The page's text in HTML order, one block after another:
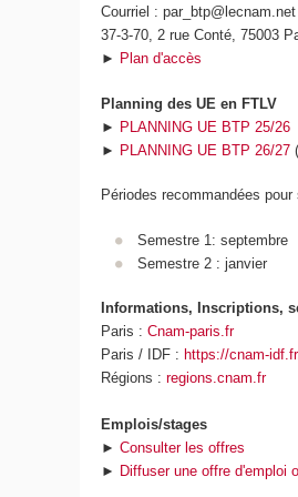
Courriel : par_btp@lecnam.net
37-3-70, 2 rue Conté, 75003
► Plan d'accès
Planning des UE en FTLV
► PLANNING UE BTP 25/26
► PLANNING UE BTP 26/27
Périodes recommandées
Semestre 1: septembre
Semestre 2 : janvier
Informations, Inscriptions,
Paris :Cnam-paris.fr
Paris / IDF : https://cnam-
Régions :regions.cnam.fr
Emplois/stages
►Consulter les offres
► Diffuser une offre d'emploi